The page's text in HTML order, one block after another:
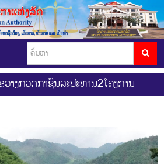
ວາງກວດກາຊົນລະປະທານ2ໂຄງການ